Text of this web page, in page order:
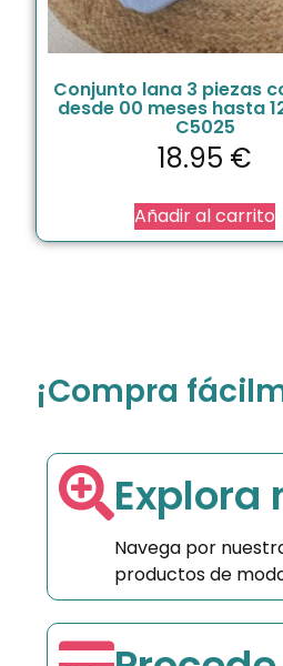
Conjunto lana 3 piezas
desde 00 meses hasta
C5025
18.95 €
Añadir al carrito
¡Compra
Explora
Navega por
productos de